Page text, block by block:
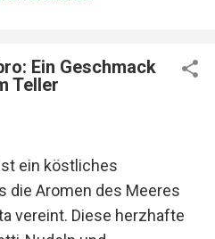
Karlsruher Hauptbahnhof.
ernst nehmen, aber sich
gute Restaurants,
jede Rechnung. Felix, Ich ,
Best Friends
besondere Abende Wir
gemeinsamen
Ein Geschmack
Teller
ein köstliches
die Aromen des Meeres
vereint. Diese herzhafte